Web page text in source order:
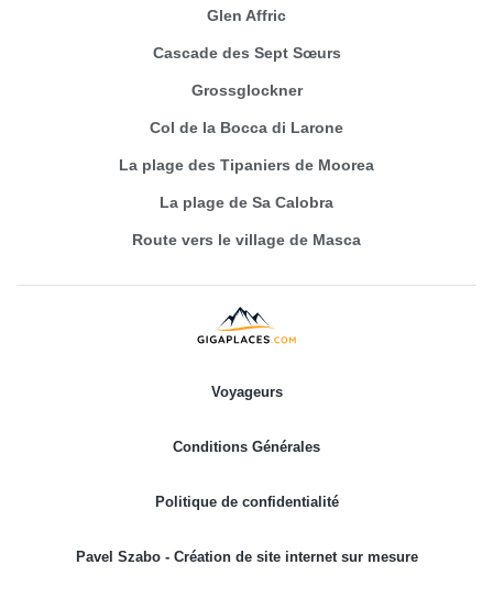
Glen Affric
Cascade des Sept Sœurs
Grossglockner
Col de la Bocca di Larone
La plage des Tipaniers de Moorea
La plage de Sa Calobra
Route vers le village de Masca
Voyageurs
Conditions Générales
Politique de confidentialité
Pavel Szabo - Création de site internet sur mesure